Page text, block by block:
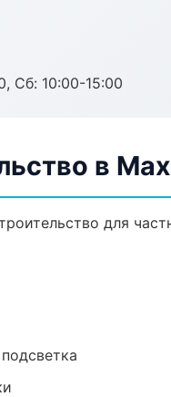
Сб: 10:00-15:00
в
для